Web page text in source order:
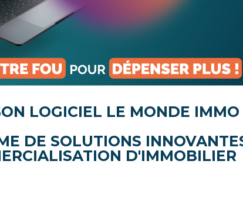
LOGICIEL LE MONDE IMMO
DE SOLUTIONS
D'IMMOBILIER